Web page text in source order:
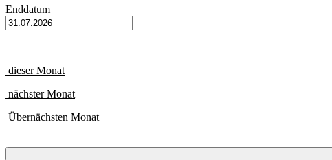
Enddatum
dieser Monat
nächster Monat
Übernächsten Monat